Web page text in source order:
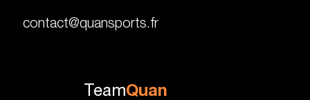
contact@quansports.fr
TeamQuan